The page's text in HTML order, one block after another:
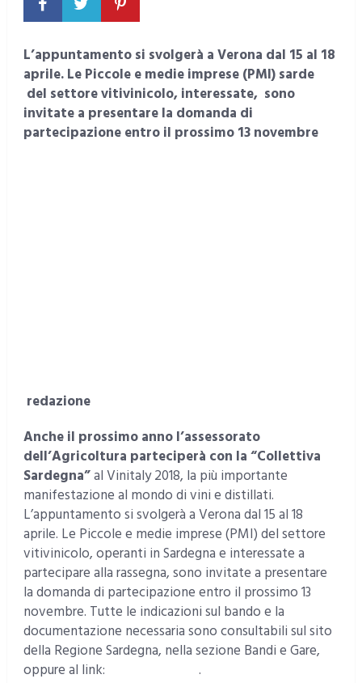
L’appuntamento si svolgerà a Verona dal 15 al 18
aprile. Le Piccole e medie imprese (PMI) sarde
del settore vitivinicolo, interessate, sono
invitate a presentare la domanda di
partecipazione entro il prossimo 13 novembre
redazione
Anche il prossimo anno l’assessorato
dell’Agricoltura parteciperà con la “Collettiva
Sardegna”al Vinitaly 2018, la più importante
manifestazione al mondo di vini e distillati.
L’appuntamento si svolgerà a Verona dal 15 al 18
aprile. Le Piccole e medie imprese (PMI) del settore
vitivinicolo, operanti in Sardegna e interessate a
partecipare alla rassegna, sono invitate a presentare
la domanda di partecipazione entro il prossimo 13
novembre. Tutte le indicazioni sul bando e la
documentazione necessaria sono consultabili sul sito
della Regione Sardegna, nella sezione Bandi e Gare,
oppure al link:
.